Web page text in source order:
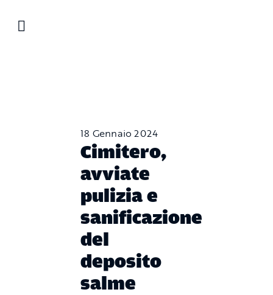
18 Gennaio 2024
Cimitero,
avviate
pulizia e
sanificazione
del
deposito
salme